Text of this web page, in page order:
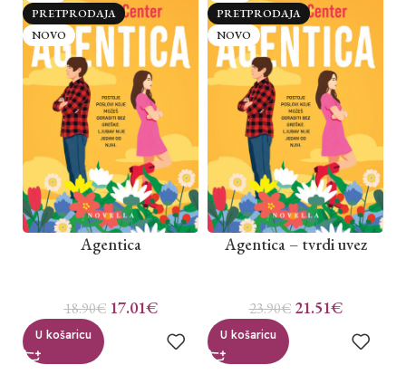
PRETPRODAJA
NOVO
Agentica
18.90€ 17.01€
U košaricu
PRETPRODAJA
NOVO
Agentica – tvrdi uvez
23.90€ 21.51€
U košaricu